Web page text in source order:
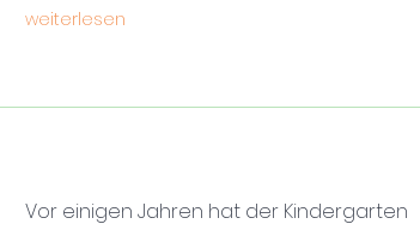
weiterlesen
Vor einigen Jahren hat der Kindergarten